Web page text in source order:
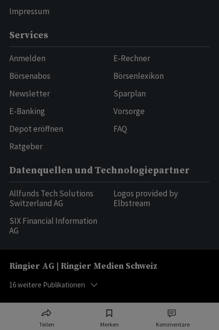
Teilen Merken Kommentare
Impressum
Services
Anmelden
Börsenabos
Newsletter
E-Banking
Depot eröffnen
Ratgeber
E-Rechner
Börsenlexikon
Sparplan
Vorsorge
FAQ
Datenquellen und Technologiepartner
Allfunds Tech Solutions
Switzerland AG
SIX Financial Information
AG
Logos provided by
Elbstream
Ringier AG | Ringier Medien Schweiz
16weitere Publikationen